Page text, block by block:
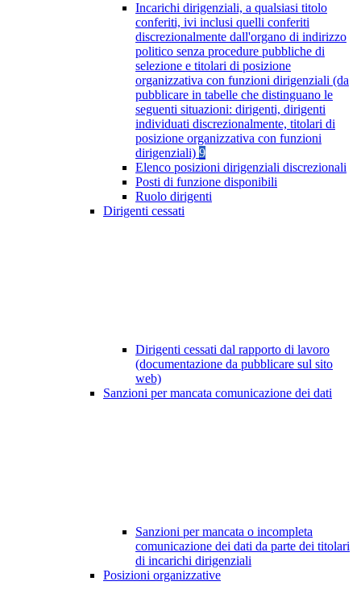
Incarichi dirigenziali, a qualsiasi titolo
conferiti, ivi inclusi quelli conferiti
discrezionalmente dall'organo di indirizzo
politico senza procedure pubbliche di
selezione e titolari di posizione
organizzativa con funzioni dirigenziali (da
pubblicare in tabelle che distinguano le
seguenti situazioni: dirigenti, dirigenti
individuati discrezionalmente, titolari di
posizione organizzativa con funzioni
dirigenziali) 9
Elenco posizioni dirigenziali discrezionali
Posti di funzione disponibili
Ruolo dirigenti
Dirigenti cessati
Dirigenti cessati dal rapporto di lavoro
(documentazione da pubblicare sul sito
web)
Sanzioni per mancata comunicazione dei dati
Sanzioni per mancata o incompleta
comunicazione dei dati da parte dei titolari
di incarichi dirigenziali
Posizioni organizzative